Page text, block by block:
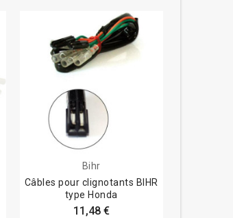
Bihr
Câbles pour clignotants BIHR
type Honda
11,48 €